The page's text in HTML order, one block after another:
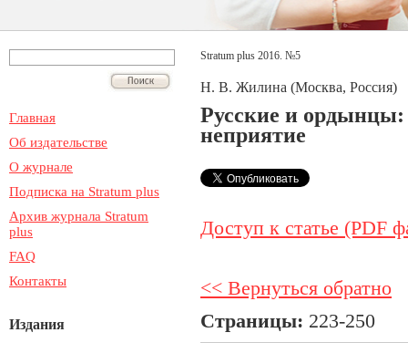
Главная
Об издательстве
О журнале
Подписка на Stratum plus
Архив журнала Stratum
plus
FAQ
Контакты
Издания
Stratum plus 2016. №5
Н. В. Жилина (Москва, Россия)
Русские и ордынцы:
неприятие
Доступ к статье (PDF
<< Вернуться обратно
Страницы: 223-250